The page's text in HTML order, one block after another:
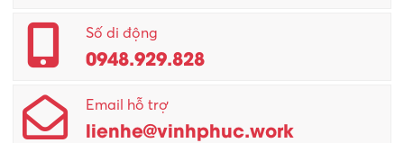
Số di động
0948.929.828
Email hỗ trợ
lienhe@vinhphuc.work